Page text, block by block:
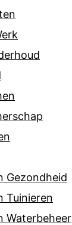
Gezondheid
Tuinieren
Waterbeheer